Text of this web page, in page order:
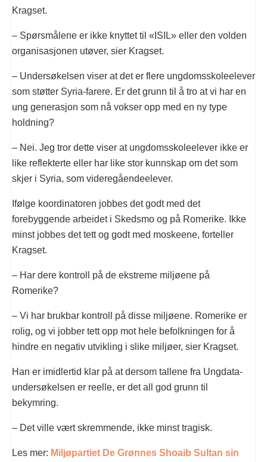
Kragset.
– Spørsmålene er ikke knyttet til «ISIL» eller den volden
organisasjonen utøver, sier Kragset.
– Undersøkelsen viser at det er flere ungdomsskoleelever
som støtter Syria-farere. Er det grunn til å tro at vi har en
ung generasjon som nå vokser opp med en ny type
holdning?
– Nei. Jeg tror dette viser at ungdomsskoleelever ikke er
like reflekterte eller har like stor kunnskap om det som
skjer i Syria, som videregåendeelever.
Ifølge koordinatoren jobbes det godt med det
forebyggende arbeidet i Skedsmo og på Romerike. Ikke
minst jobbes det tett og godt med moskeene, forteller
Kragset.
– Har dere kontroll på de ekstreme miljøene på
Romerike?
– Vi har brukbar kontroll på disse miljøene. Romerike er
rolig, og vi jobber tett opp mot hele befolkningen for å
hindre en negativ utvikling i slike miljøer, sier Kragset.
Han er imidlertid klar på at dersom tallene fra Ungdata-
undersøkelsen er reelle, er det all god grunn til
bekymring.
– Det ville vært skremmende, ikke minst tragisk.
Les mer: Miljøpartiet De Grønnes Shoaib Sultan sin